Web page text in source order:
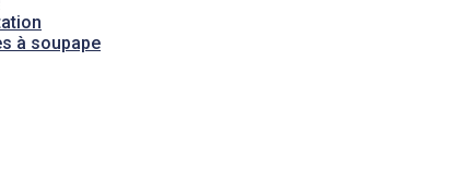
à soupape